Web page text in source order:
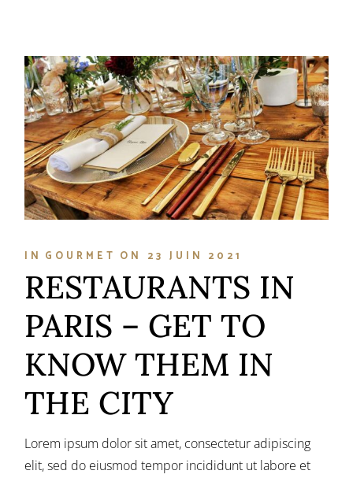
IN GOURMET ON 23 JUIN 2021
RESTAURANTS IN
PARIS – GET TO
KNOW THEM IN
THE CITY
Lorem ipsum dolor sit amet, consectetur adipiscing
elit, sed do eiusmod tempor incididunt ut labore et